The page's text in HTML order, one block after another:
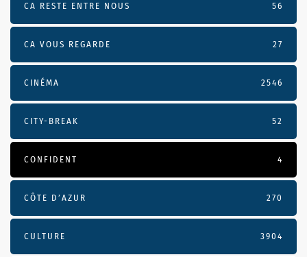
CA RESTE ENTRE NOUS 56
CA VOUS REGARDE 27
CINÉMA 2546
CITY-BREAK 52
CONFIDENT 4
CÔTE D’AZUR 270
CULTURE 3904